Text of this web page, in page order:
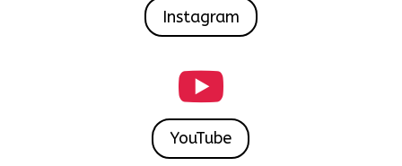
Instagram

YouTube